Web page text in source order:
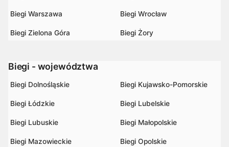
Biegi Warszawa Biegi Wrocław
Biegi Zielona Góra Biegi Żory
Biegi - województwa
Biegi Dolnośląskie Biegi Kujawsko-Pomorskie
Biegi Łódzkie Biegi Lubelskie
Biegi Lubuskie Biegi Małopolskie
Biegi Mazowieckie Biegi Opolskie